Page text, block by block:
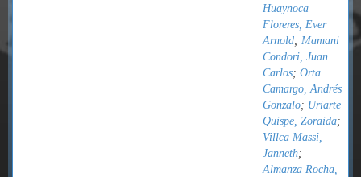
Huaynoca
Floreres, Ever
Arnold; Mamani
Condori, Juan
Carlos; Orta
Camargo, Andrés
Gonzalo; Uriarte
Quispe, Zoraida;
Villca Massi,
Janneth;
Almanza Rocha,